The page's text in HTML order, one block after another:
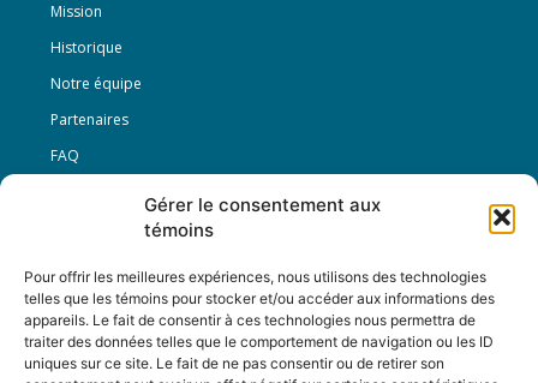
Gérer le consentement aux
témoins
Pour offrir les meilleures expériences, nous utilisons des technologies
telles que les témoins pour stocker et/ou accéder aux informations des
appareils. Le fait de consentir à ces technologies nous permettra de
traiter des données telles que le comportement de navigation ou les ID
uniques sur ce site. Le fait de ne pas consentir ou de retirer son
Mission
Historique
Notre équipe
Partenaires
FAQ
Conditions générales
Nous Suivre